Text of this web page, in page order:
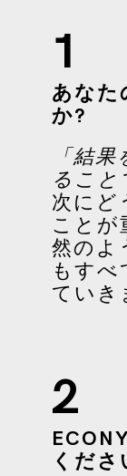
1
あなた
か?
「結
ること
次にど
ことが
然のよ
もすべ
ていき
2
くださ